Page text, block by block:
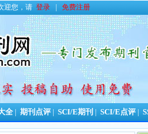
迎您，请 登录 免费注册
全 期刊点评 SCI/E期刊 SCI/E点评